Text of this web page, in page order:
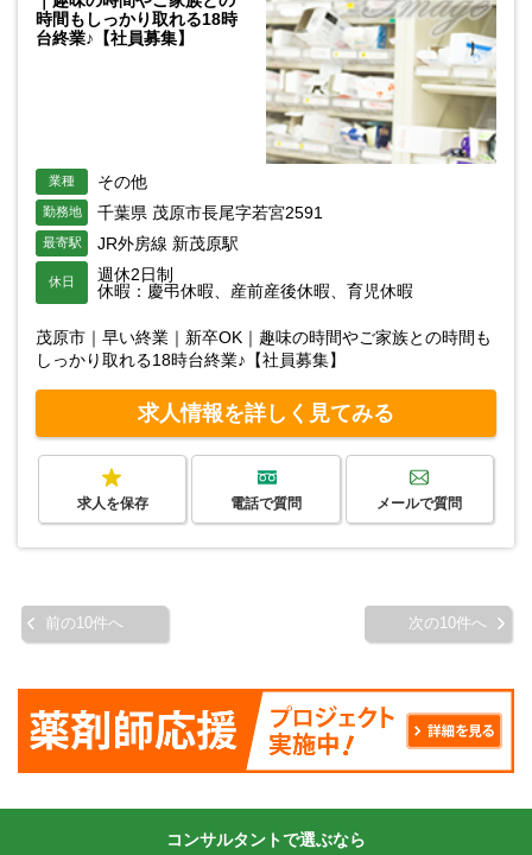
時間もしっかり取れる18時
台終業♪【社員募集】
業種 その他
勤務地 千葉県 茂原市長尾字若宮2591
最寄駅 JR外房線 新茂原駅
休日
週休2日制
休暇：慶弔休暇、産前産後休暇、育児休暇
茂原市｜早い終業｜新卒OK｜趣味の時間やご家族との時間も
しっかり取れる18時台終業♪【社員募集】
求人情報を詳しく見てみる
求人を保存 電話で質問 メールで質問
前の10件へ 次の10件へ
コンサルタントで選ぶなら